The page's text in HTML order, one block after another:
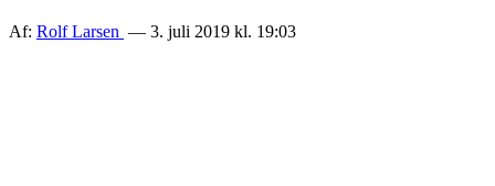
Af: Rolf Larsen — 3. juli 2019 kl. 19:03